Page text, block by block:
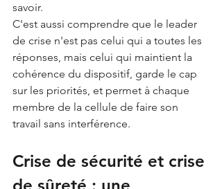
savoir.
C'est aussi comprendre que le leader
de crise n'est pas celui qui a toutes les
réponses, mais celui qui maintient la
cohérence du dispositif, garde le cap
sur les priorités, et permet à chaque
membre de la cellule de faire son
travail sans interférence.
Crise de sécurité et crise